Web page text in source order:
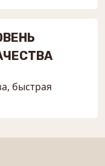
быстрая